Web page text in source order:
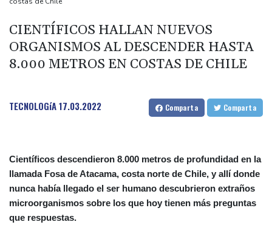
Irán afirma que Ormuz seguirá bloqueado hasta que EEUU
acepte "todas" sus condiciones
La fiebre del oro transforma vidas y paisajes en Afganistán
Irán plantea condiciones para la reapertura del estrecho de
CIENTÍFICOS HALLAN NUEVOS
ORGANISMOS AL DESCENDER HASTA
8.000 METROS EN COSTAS DE CHILE
TECNOLOGíA17.03.2022 Comparta Comparta
Científicos descendieron 8.000 metros de profundidad en la
llamada Fosa de Atacama, costa norte de Chile, y allí donde
nunca había llegado el ser humano descubrieron extraños
microorganismos sobre los que hoy tienen más preguntas
que respuestas.